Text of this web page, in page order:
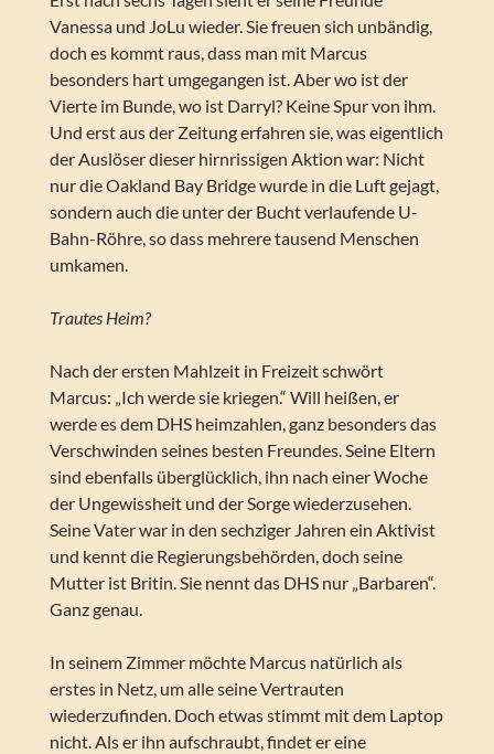
Vanessa und JoLu wieder. Sie freuen sich unbändig,
doch es kommt raus, dass man mit Marcus
besonders hart umgegangen ist. Aber wo ist der
Vierte im Bunde, wo ist Darryl? Keine Spur von ihm.
Und erst aus der Zeitung erfahren sie, was eigentlich
der Auslöser dieser hirnrissigen Aktion war: Nicht
nur die Oakland Bay Bridge wurde in die Luft gejagt,
sondern auch die unter der Bucht verlaufende U-
Bahn-Röhre, so dass mehrere tausend Menschen
umkamen.
Trautes Heim?
Nach der ersten Mahlzeit in Freizeit schwört
Marcus: „Ich werde sie kriegen.“ Will heißen, er
werde es dem DHS heimzahlen, ganz besonders das
Verschwinden seines besten Freundes. Seine Eltern
sind ebenfalls überglücklich, ihn nach einer Woche
der Ungewissheit und der Sorge wiederzusehen.
Seine Vater war in den sechziger Jahren ein Aktivist
und kennt die Regierungsbehörden, doch seine
Mutter ist Britin. Sie nennt das DHS nur „Barbaren“.
Ganz genau.
In seinem Zimmer möchte Marcus natürlich als
erstes in Netz, um alle seine Vertrauten
wiederzufinden. Doch etwas stimmt mit dem Laptop
nicht. Als er ihn aufschraubt, findet er eine